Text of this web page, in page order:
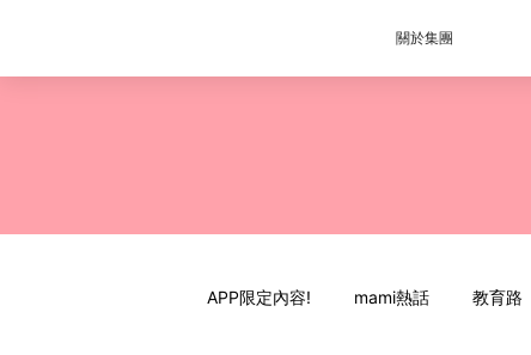
關於集團
APP限定內容! mami熱話 教育路